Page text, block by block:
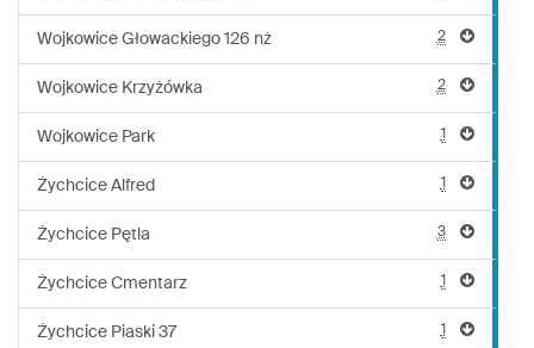
Wojkowice Głowackiego 126 nż 2
Wojkowice Krzyżówka 2
Wojkowice Park 1
Żychcice Alfred 1
Żychcice Pętla 3
Żychcice Cmentarz 1
Żychcice Piaski 37 1